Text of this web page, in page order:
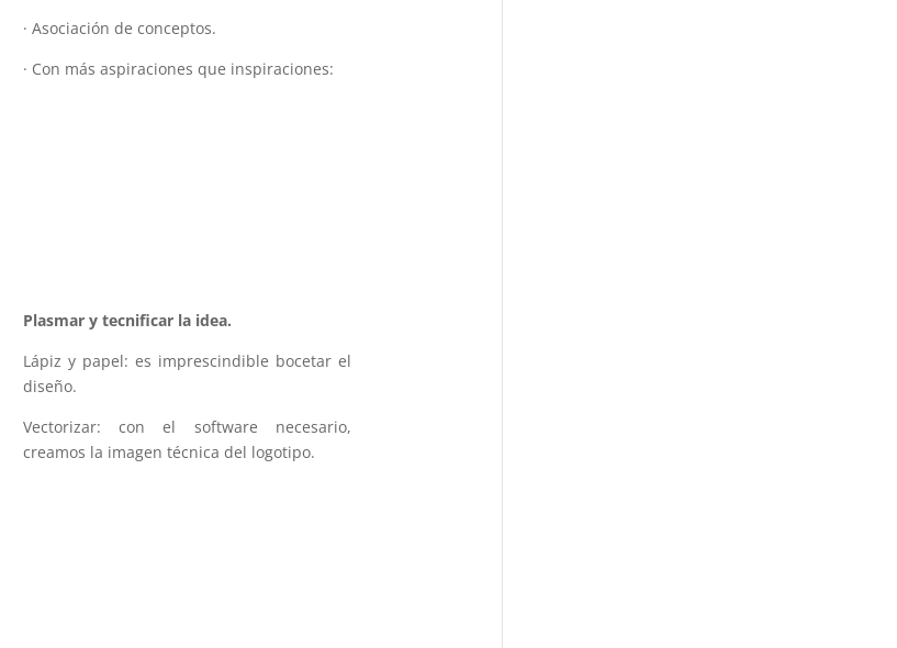
· Asociación de conceptos.
· Con más aspiraciones que inspiraciones:
Plasmar y tecnificar la idea.
Lápiz y papel: es imprescindible bocetar el
diseño.
Vectorizar: con el software necesario,
creamos la imagen técnica del logotipo.